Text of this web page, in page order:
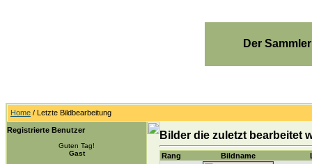
Der
Home / Letzte Bildbearbeitung
Registrierte Benutzer
Guten Tag!
Gast
Bilder die zuletzt bearbeitet
Rang Bildname